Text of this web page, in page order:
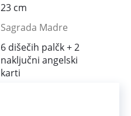
23 cm
Sagrada Madre
6 dišečih palčk + 2
naključni angelski
karti